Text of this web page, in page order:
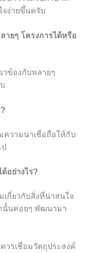
จง่ายขึ้นครับ
ายๆ โครงการได้หรือ
ข้องกับหลายๆ
ความน่าเชื่อถือให้กับ
อย่างไร?
เกี่ยวกับสิ่งที่น่าสนใจ
นั้นค่อยๆ พัฒนามา
วรเชื่อมวัตถุประสงค์